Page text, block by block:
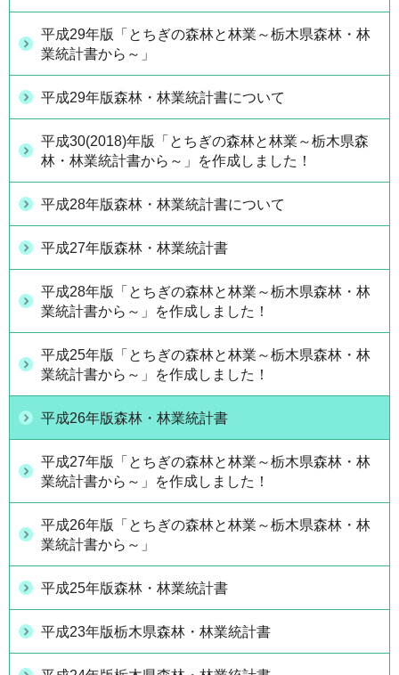
平成29年版「とちぎの森林と林業～栃木県森林・林
業統計書から～」
平成29年版森林・林業統計書について
平成30(2018)年版「とちぎの森林と林業～栃木県森
林・林業統計書から～」を作成しました！
平成28年版森林・林業統計書について
平成27年版森林・林業統計書
平成28年版「とちぎの森林と林業～栃木県森林・林
業統計書から～」を作成しました！
平成25年版「とちぎの森林と林業～栃木県森林・林
業統計書から～」を作成しました！
平成26年版森林・林業統計書
平成27年版「とちぎの森林と林業～栃木県森林・林
業統計書から～」を作成しました！
平成26年版「とちぎの森林と林業～栃木県森林・林
業統計書から～」
平成25年版森林・林業統計書
平成23年版栃木県森林・林業統計書